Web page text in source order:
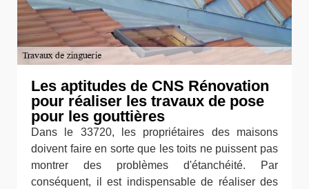
Les aptitudes de CNS Rénovation
pour réaliser les travaux de pose
pour les gouttières
Dans le 33720, les propriétaires des maisons
doivent faire en sorte que les toits ne puissent pas
montrer des problèmes d'étanchéité. Par
conséquent, il est indispensable de réaliser des